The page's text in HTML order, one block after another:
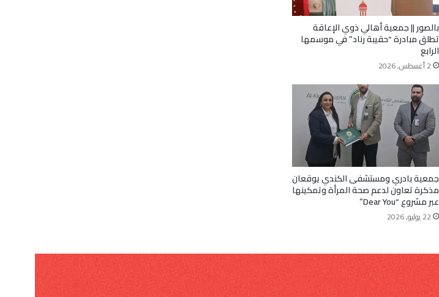
بالصور || جمعية أهالي ذوي الإعاقة
تطلق مبادرة “حقيبة رناد” في موسمها
الرابع
2 أغسطس, 2026
جمعية بادري ومستشفى الكندي يوقعان
مذكرة تعاون لدعم صحة المرأة وتمكينها
عبر مشروع “Dear You”
22 يوليو, 2026